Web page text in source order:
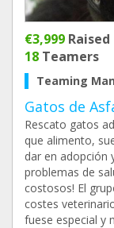
€3,999 Raised
18 Teamers
Teaming
Gatos de
Rescato gatos
que alimento,
dar en adopción
problemas de
costosos! El
costes
fuese especial y